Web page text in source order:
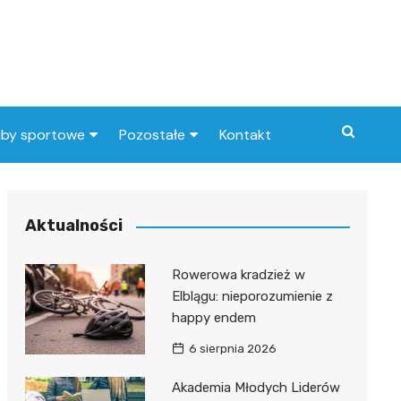
sportowe
piłkarski
Pozostałe Kontakt
Aktualności
Rowerowa kradzież w
Elblągu: nieporozumienie z
happy endem
6 sierpnia 2026
Akademia Młodych Liderów